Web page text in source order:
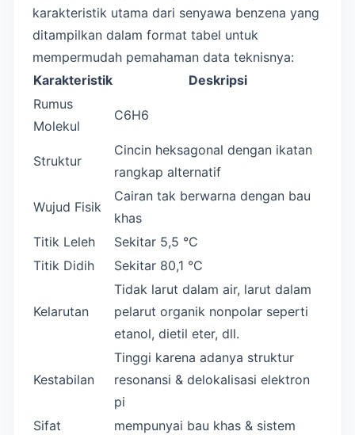
karakteristik utama dari senyawa benzena yang
ditampilkan dalam format tabel untuk
mempermudah pemahaman data teknisnya:
Karakteristik
Deskripsi
Rumus
Molekul
C6H6
Struktur
Cincin heksagonal dengan ikatan
rangkap alternatif
Wujud Fisik
Cairan tak berwarna dengan bau
khas
Titik Leleh
Sekitar 5,5 °C
Titik Didih
Sekitar 80,1 °C
Kelarutan
Tidak larut dalam air, larut dalam
pelarut organik nonpolar seperti
etanol, dietil eter, dll.
Kestabilan
Tinggi karena adanya struktur
resonansi & delokalisasi elektron
pi
Sifat
mempunyai bau khas & sistem